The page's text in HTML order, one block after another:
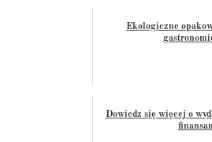
Ekologiczne
Dowiedz się więcej o